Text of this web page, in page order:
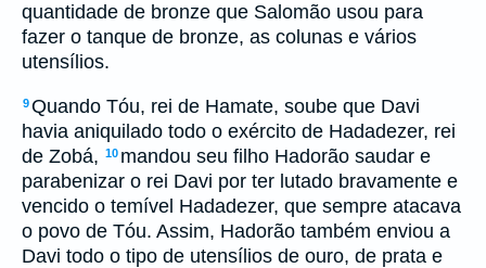
quantidade de bronze que Salomão usou para
fazer o tanque de bronze, as colunas e vários
utensílios.
9Quando Tóu, rei de Hamate, soube que Davi
havia aniquilado todo o exército de Hadadezer, rei
de Zobá, 10 mandou seu filho Hadorão saudar e
parabenizar o rei Davi por ter lutado bravamente e
vencido o temível Hadadezer, que sempre atacava
o povo de Tóu. Assim, Hadorão também enviou a
Davi todo o tipo de utensílios de ouro, de prata e